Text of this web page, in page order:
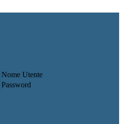
Nome Utente
Password